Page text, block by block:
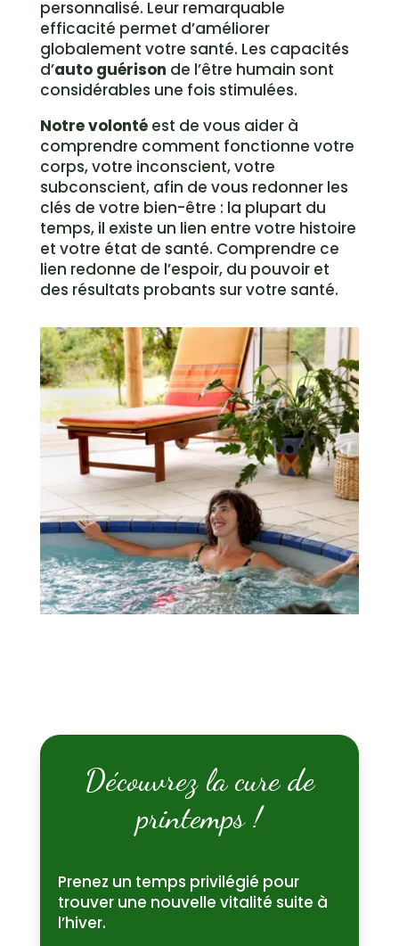
personnalisé. Leur remarquable
efficacité permet d’améliorer
globalement votre santé. Les capacités
d’auto guérison de l’être humain sont
considérables une fois stimulées.
Notre volontéest de vous aider à
comprendre comment fonctionne votre
corps, votre inconscient, votre
subconscient, afin de vous redonner les
clés de votre bien-être : la plupart du
temps, il existe un lien entre votre histoire
et votre état de santé. Comprendre ce
lien redonne de l’espoir, du pouvoir et
des résultats probants sur votre santé.
Découvrez la cure de
printemps !
Prenez un temps privilégié pour
trouver une nouvelle vitalité suite à
l’hiver.